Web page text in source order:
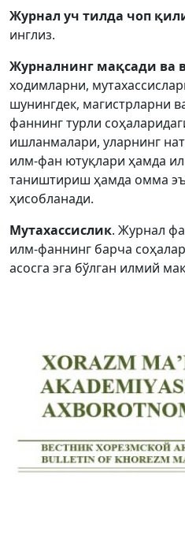
Volume 4_2, 2026
Volume 4_1, 2026
Volume 3_5, 2026
Volume 3_4, 2026
Volume 3_3, 2026
Volume 3_1, 2026
Volume 2_5, 2026
Volume 2_4, 2026
Volume 2_3, 2026
Volume 1_5, 2026
Volume 1_4, 2026
Volume 1_2, 2026
Журнал уч тилда чоп
инглиз.
Журналнинг мақсади ва
ходимларни,
шунингдек, магистрларни
фаннинг турли
ишланмалари, уларнинг
илм-фан ютуқлари ҳамда
таништириш ҳамда омма
ҳисобланади.
Мутахассислик. Журнал
илм-фаннинг барча
асосга эга бўлган илмий